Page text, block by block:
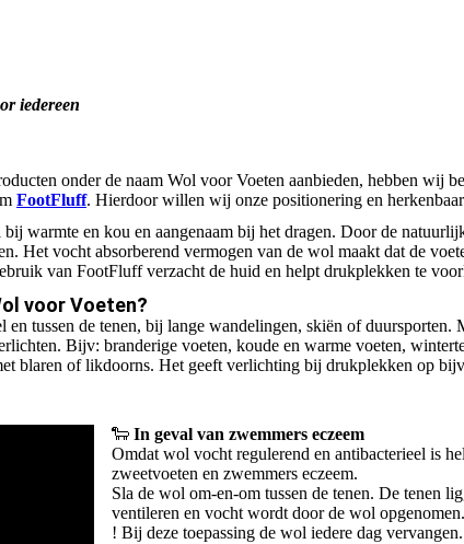
iedereen
onder de naam Wol voor Voeten aanbieden, hebben wij
FootFluff. Hierdoor willen wij onze positionering en
warmte en kou en aangenaam bij het dragen. Door de
Het vocht absorberend vermogen van de wol maakt dat de
van FootFluff verzacht de huid en helpt drukplekken te
voor Voeten?
tussen de tenen, bij lange wandelingen, skiën of
Bijv: branderige voeten, koude en warme voeten,
blaren of likdoorns. Het geeft verlichting bij drukplekken op
🐑 In geval van zwemmers eczeem
Omdat wol vocht regulerend en antibacterieel is
zweetvoeten en zwemmers eczeem.
Sla de wol om-en-om tussen de tenen. De tenen
ventileren en vocht wordt door de wol opgenomen.
! Bij deze toepassing de wol iedere dag vervangen.